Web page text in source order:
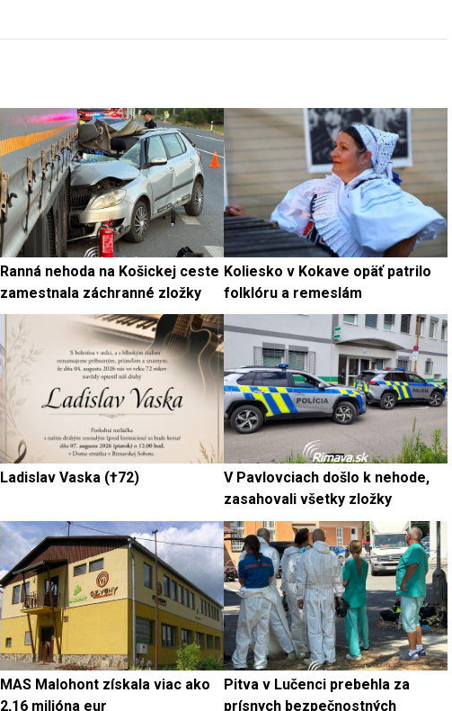
Ranná nehoda na Košickej ceste
zamestnala záchranné zložky
Koliesko v Kokave opäť patrilo
folklóru a remeslám
Ladislav Vaska (†72)
V Pavlovciach došlo k nehode,
zasahovali všetky zložky
MAS Malohont získala viac ako
2,16 milióna eur
Pitva v Lučenci prebehla za
prísnych bezpečnostných